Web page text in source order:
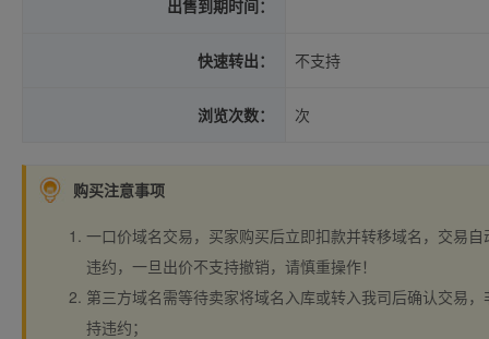
出售到期时间：
快速转出： 不支持
浏览次数： 次
购买注意事项
一口价域名交易，买家购买后立即扣款并转移域名，交易
违约，一旦出价不支持撤销，请慎重操作！
第三方域名需等待卖家将域名入库或转入我司后确认交易
持违约；